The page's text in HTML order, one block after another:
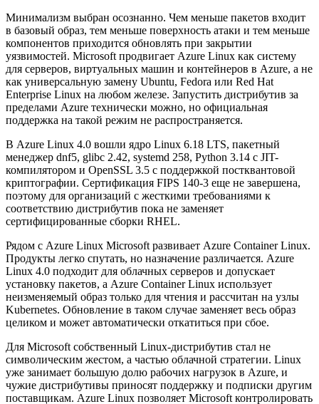
Минимализм выбран осознанно. Чем меньше пакетов входит
в базовый образ, тем меньше поверхность атаки и тем меньше
компонентов приходится обновлять при закрытии
уязвимостей. Microsoft продвигает Azure Linux как систему
для серверов, виртуальных машин и контейнеров в Azure, а не
как универсальную замену Ubuntu, Fedora или Red Hat
Enterprise Linux на любом железе. Запустить дистрибутив за
пределами Azure технически можно, но официальная
поддержка на такой режим не распространяется.
В Azure Linux 4.0 вошли ядро Linux 6.18 LTS, пакетный
менеджер dnf5, glibc 2.42, systemd 258, Python 3.14 с JIT-
компилятором и OpenSSL 3.5 с поддержкой постквантовой
криптографии. Сертификация FIPS 140-3 еще не завершена,
поэтому для организаций с жесткими требованиями к
соответствию дистрибутив пока не заменяет
сертифицированные сборки RHEL.
Рядом с Azure Linux Microsoft развивает Azure Container Linux.
Продукты легко спутать, но назначение различается. Azure
Linux 4.0 подходит для облачных серверов и допускает
установку пакетов, а Azure Container Linux использует
неизменяемый образ только для чтения и рассчитан на узлы
Kubernetes. Обновление в таком случае заменяет весь образ
целиком и может автоматически откатиться при сбое.
Для Microsoft собственный Linux-дистрибутив стал не
символическим жестом, а частью облачной стратегии. Linux
уже занимает большую долю рабочих нагрузок в Azure, и
чужие дистрибутивы приносят поддержку и подписки другим
поставщикам. Azure Linux позволяет Microsoft контролировать